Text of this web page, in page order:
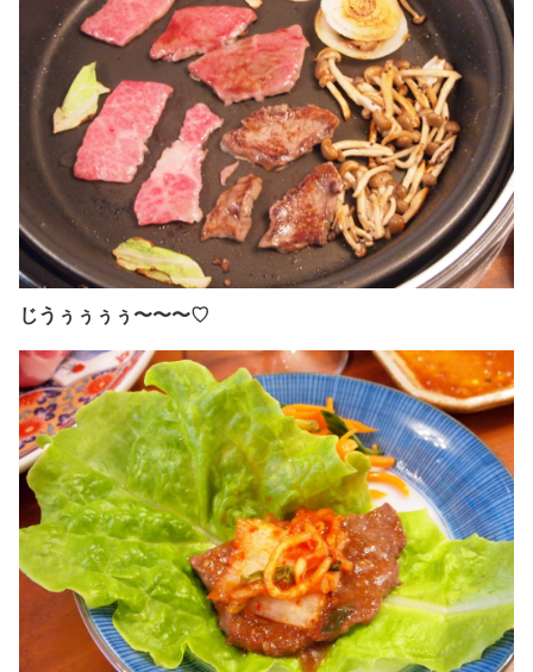
じうぅぅぅぅ〜〜〜♡